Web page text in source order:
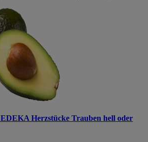
EDEKA Herzstücke Trauben hell oder